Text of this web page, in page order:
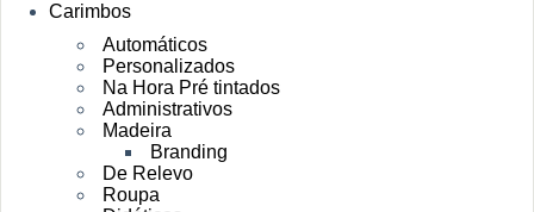
Carimbos
Automáticos
Personalizados
Na Hora Pré tintados
Administrativos
Madeira
Branding
De Relevo
Roupa